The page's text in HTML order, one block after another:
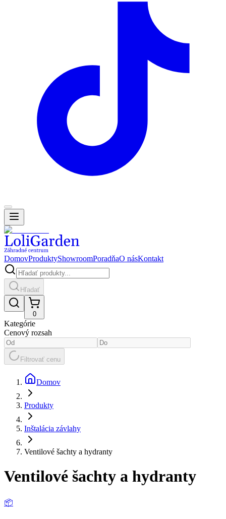
DomovProduktyShowroomPoradňaO násKontakt
Hľadať
0
Kategórie
Cenový rozsah
Filtrovať cenu
Domov
Produkty
Inštalácia závlahy
Ventilové šachty a hydranty
Ventilové šachty a hydranty
📦